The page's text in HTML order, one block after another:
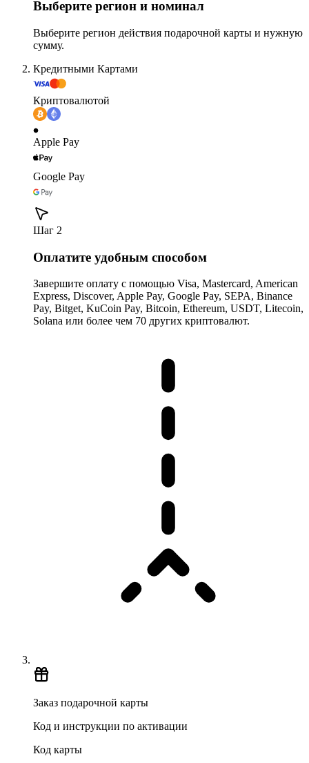
Выберите регион и номинал
Выберите регион действия подарочной карты и нужную
сумму.
Кредитными Картами
Криптовалютой
Apple Pay
Google Pay
Шаг 2
Оплатите удобным способом
Завершите оплату с помощью Visa, Mastercard, American
Express, Discover, Apple Pay, Google Pay, SEPA, Binance
Pay, Bitget, KuCoin Pay, Bitcoin, Ethereum, USDT, Litecoin,
Solana или более чем 70 других криптовалют.
Заказ подарочной карты
Код и инструкции по активации
Код карты